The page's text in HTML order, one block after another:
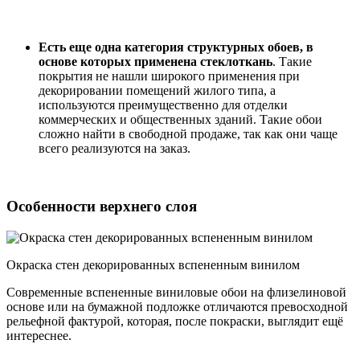
Есть еще одна категория структурных обоев, в
основе которых применена стеклоткань. Такие
покрытия не нашли широкого применения при
декорировании помещений жилого типа, а
используются преимущественно для отделки
коммерческих и общественных зданий. Такие обои
сложно найти в свободной продаже, так как они чаще
всего реализуются на заказ.
Особенности верхнего слоя
Окраска стен декорированных вспененным винилом
Современные вспененные виниловые обои на флизелиновой
основе или на бумажной подложке отличаются превосходной
рельефной фактурой, которая, после покраски, выглядит ещё
интереснее.